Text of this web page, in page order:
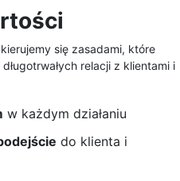
się zasadami, które
relacji z klientami i
w każdym działaniu
do klienta i